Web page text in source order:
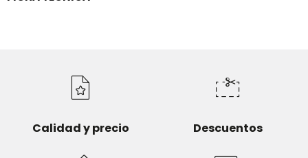
Calidad y precio Descuentos